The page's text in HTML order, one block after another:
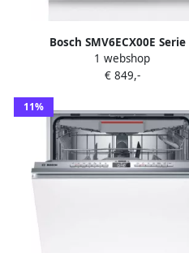
Bosch SMV6ECX00E Serie
Inbouwvaatwasser
integreerbaar
1 webshop
€ 849,-
11%